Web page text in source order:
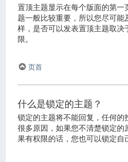
置顶主题显示在每个版面的第一
题一般比较重要，所以您尽可能
样，是否可以发表置顶主题取决
限。
页首
什么是锁定的主题？
锁定的主题将不能回复，任何
很多原因，如果您不清楚锁定的
果有权限的话，您也可以锁定自